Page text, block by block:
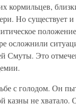
кормильцев,
Но существует
осложнили
Смуты. Это
с голодом. Он
казны не